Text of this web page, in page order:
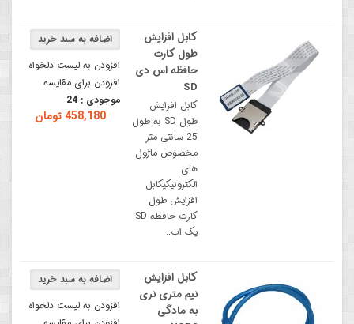
افزودن به لیست دلخواه
افزودن برای مقایسه
موجودی : 24
458,180 تومان
کابل افزایش
طول کارت
حافظه اس دی
SD
کابل افزایش
طول SD به طول
25 سانتی متر
مخصوص ماژول
های
الکترونیکیکابل
افزایش طول
کارت حافظه SD
یک اب..
افزودن به لیست دلخواه
کابل افزایش
نیم متری نری
به مادگی